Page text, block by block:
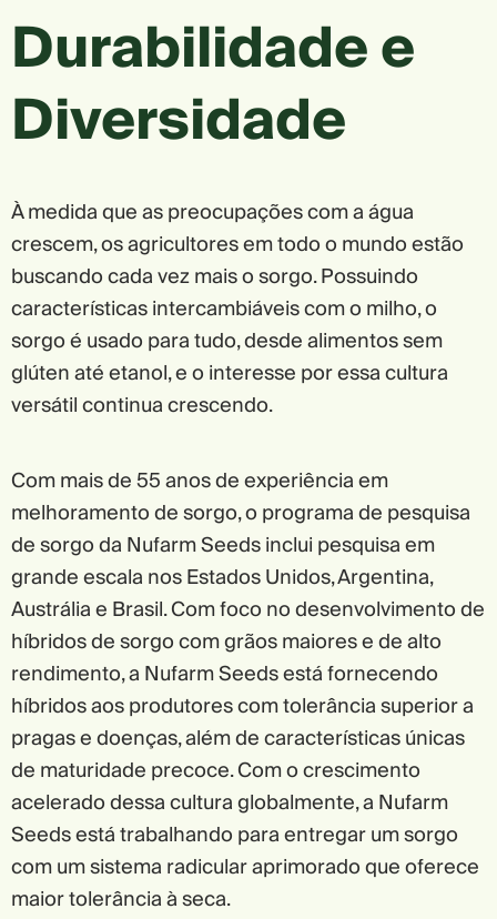
Durabilidade e
Diversidade
À medida que as preocupações com a água
crescem, os agricultores em todo o mundo estão
buscando cada vez mais o sorgo. Possuindo
características intercambiáveis com o milho, o
sorgo é usado para tudo, desde alimentos sem
glúten até etanol, e o interesse por essa cultura
versátil continua crescendo.
Com mais de 55 anos de experiência em
melhoramento de sorgo, o programa de pesquisa
de sorgo da Nufarm Seeds inclui pesquisa em
grande escala nos Estados Unidos, Argentina,
Austrália e Brasil. Com foco no desenvolvimento de
híbridos de sorgo com grãos maiores e de alto
rendimento, a Nufarm Seeds está fornecendo
híbridos aos produtores com tolerância superior a
pragas e doenças, além de características únicas
de maturidade precoce. Com o crescimento
acelerado dessa cultura globalmente, a Nufarm
Seeds está trabalhando para entregar um sorgo
com um sistema radicular aprimorado que oferece
maior tolerância à seca.